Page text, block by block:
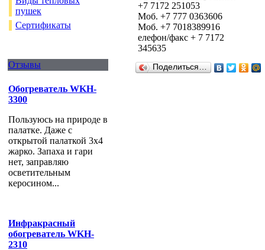
пушек
Сертификаты
Отзывы
Обогреватель WKH-
3300
Пользуюсь на природе в
палатке. Даже с
открытой палаткой 3х4
жарко. Запаха и гари
нет, заправляю
осветительным
керосином...
Инфракрасный
обогреватель WKH-
2310
+7 7172 251053
Моб. +7 777 0363606
Моб. +7 7018389916
елефон/факс + 7 7172
345635
Поделиться…